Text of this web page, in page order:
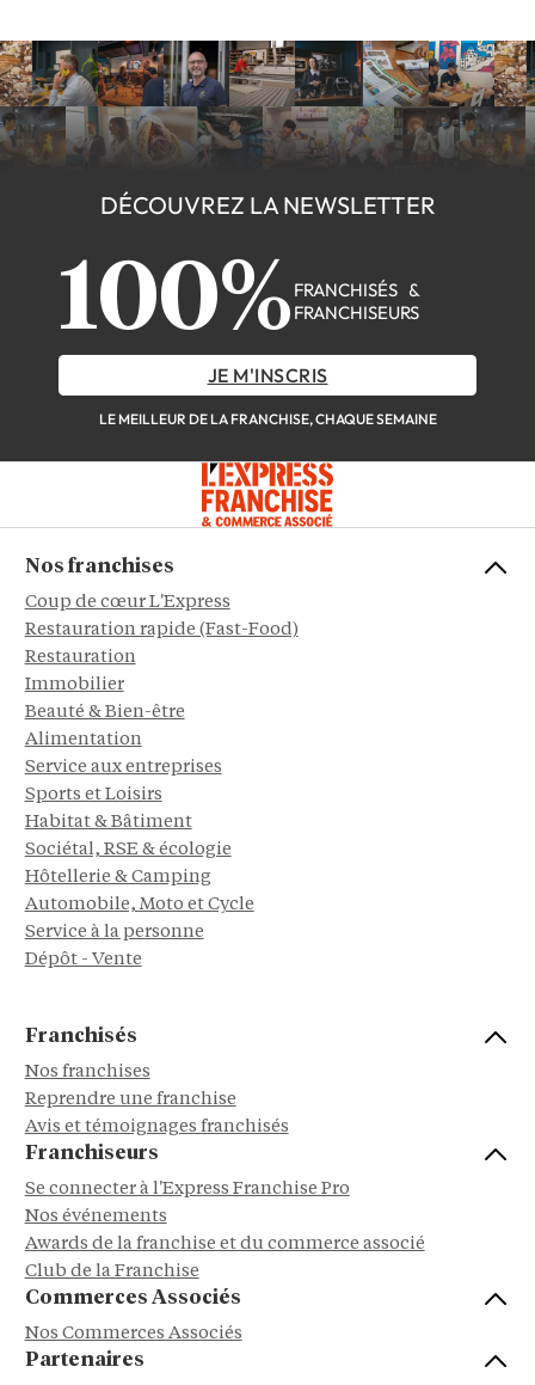
DÉCOUVREZ LA NEWSLETTER
100% FRANCHISÉS &
FRANCHISEURS
JE M'INSCRIS
LE MEILLEUR DE LA FRANCHISE, CHAQUE SEMAINE
Nos franchises
Coup de cœur L'Express
Restauration rapide (Fast-Food)
Restauration
Immobilier
Beauté & Bien-être
Alimentation
Service aux entreprises
Sports et Loisirs
Habitat & Bâtiment
Sociétal, RSE & écologie
Hôtellerie & Camping
Automobile, Moto et Cycle
Service à la personne
Dépôt - Vente
Franchisés
Nos franchises
Reprendre une franchise
Avis et témoignages franchisés
Franchiseurs
Se connecter à l'Express Franchise Pro
Nos événements
Awards de la franchise et du commerce associé
Club de la Franchise
Commerces Associés
Nos Commerces Associés
Partenaires